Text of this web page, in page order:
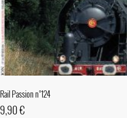
Rail Passion n°124
9,90€